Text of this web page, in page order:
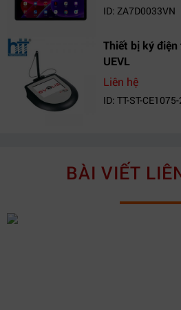
ID: ZA7D0033VN
Thiết bị ký điện
UEVL
Liên hệ
ID: TT-ST-
BÀI VIẾT